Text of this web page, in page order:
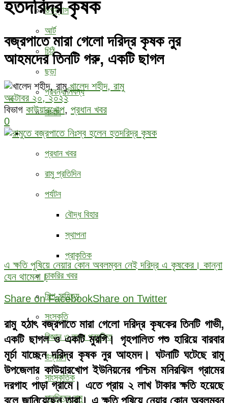
উপন্যাস
আর্ট
চিঠি
ছড়া
প্রবন্ধ/নিবন্ধ
সংবাদ
বিবিধ
প্রধান খবর
রামু প্রতিদিন
পর্যটন
বৌদ্ধ ‍বিহার
স্থাপনা
প্রাকৃতিক
চাকরির খবর
শিল্প-সাহিত্য
সংস্কৃতি
বিজ্ঞান ও তথ্য প্রযুক্তি
উন্নয়ন
সাংস্কৃতিক
মানচিত্রে রামু
হতদরিদ্র কৃষক
বজ্রপাতে মারা গেলো দরিদ্র কৃষক নুর
আহমদের তিনটি গরু, একটি ছাগল
খালেদ শহীদ, রামু
অক্টোবর ২০, ২০২২
বিভাগ কাউয়ারখোপ, প্রধান খবর
0
এ ক্ষতি পুষিয়ে নেয়ার কোন অবলম্বন নেই দরিদ্র এ কৃষকের। কান্না
যেন থামেনা।
Share on FacebookShare on Twitter
রামু হঠাৎ বজ্রপাতে মারা গেলো দরিদ্র কৃষকের তিনটি গাভী,
একটি ছাগল ও একটি মুরগি। গৃহপালিত পশু হারিয়ে বারবার
মূর্চা যাচ্ছেন দরিদ্র কৃষক নুর আহমদ। ঘটনাটি ঘটেছে রামু
উপজেলার কাউয়ারখোপ ইউনিয়নের পশ্চিম মনিরঝিল গ্রামের
দরগাহ পাড়া গ্রামে। এতে প্রায় ২ লাখ টাকার ক্ষতি হয়েছে